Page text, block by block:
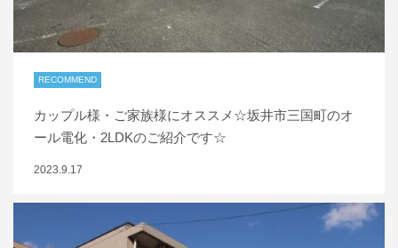
RECOMMEND
カップル様・ご家族様にオススメ☆坂井市三国町のオ
ール電化・2LDKのご紹介です☆
2023.9.17